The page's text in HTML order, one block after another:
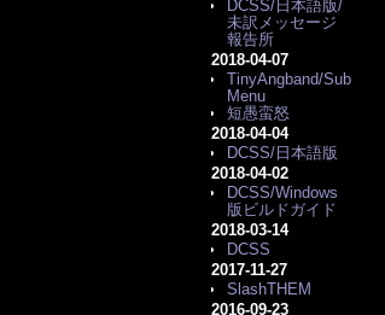
DCSS/日本語版/
未訳メッセージ
報告所
2018-04-07
TinyAngband/Sub
Menu
短愚蛮怒
2018-04-04
DCSS/日本語版
2018-04-02
DCSS/Windows
版ビルドガイド
2018-03-14
DCSS
2017-11-27
SlashTHEM
2016-09-23